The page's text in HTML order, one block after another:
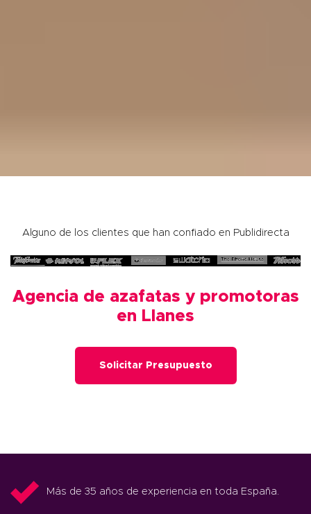
Alguno de los clientes que han confiado en Publidirecta
Agencia de azafatas y promotoras
en Llanes
Solicitar Presupuesto
Más de 35 años de experiencia en toda España.